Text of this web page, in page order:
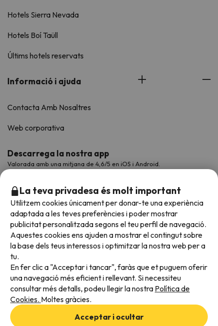
Hotels Sierra Nevada
Hotels Boí Taüll
Últims hotels reservats
Informació i ajuda
Contacta Amb Nosaltres
Web corporativa
Descarrega la nostra app
Valorada amb una mitjana de 4,6/5 en iOS i Android.
Acceptem
Condicions generals
La teva privadesa és molt important
Utilitzem cookies únicament per donar-te una experiència
adaptada a les teves preferències i poder mostrar
publicitat personalitzada segons el teu perfil de navegació.
Aquestes cookies ens ajuden a mostrar el contingut sobre
la base dels teus interessos i optimitzar la nostra web per a
tu.
En fer clic a "Acceptar i tancar", faràs que et puguem oferir
una navegació més eficient i rellevant. Si necessiteu
consultar més detalls, podeu llegir la nostra Política de
Cookies. Moltes gràcies.
Acceptar i ocultar